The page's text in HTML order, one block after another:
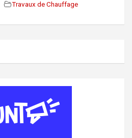
Travaux de Chauffage